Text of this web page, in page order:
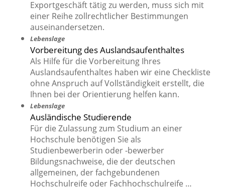
Exportgeschäft tätig zu werden, muss sich mit
einer Reihe zollrechtlicher Bestimmungen
auseinandersetzen.
Lebenslage
Vorbereitung des Auslandsaufenthaltes
Als Hilfe für die Vorbereitung Ihres
Auslandsaufenthaltes haben wir eine Checkliste
ohne Anspruch auf Vollständigkeit erstellt, die
Ihnen bei der Orientierung helfen kann.
Lebenslage
Ausländische Studierende
Für die Zulassung zum Studium an einer
Hochschule benötigen Sie als
Studienbewerberin oder -bewerber
Bildungsnachweise, die der deutschen
allgemeinen, der fachgebundenen
Hochschulreife oder Fachhochschulreife …